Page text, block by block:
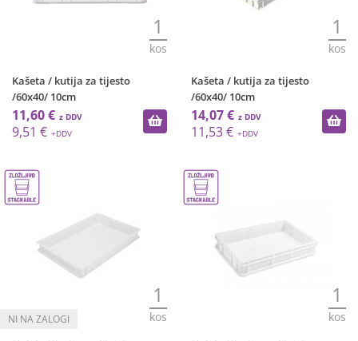
1
kos
Kašeta / kutija za tijesto
/60x40/ 10cm
11,60 €
9,51 €
1
kos
Kašeta / kutija za tijesto
/60x40/ 10cm
14,07 €
11,53 €
1
kos
1
kos